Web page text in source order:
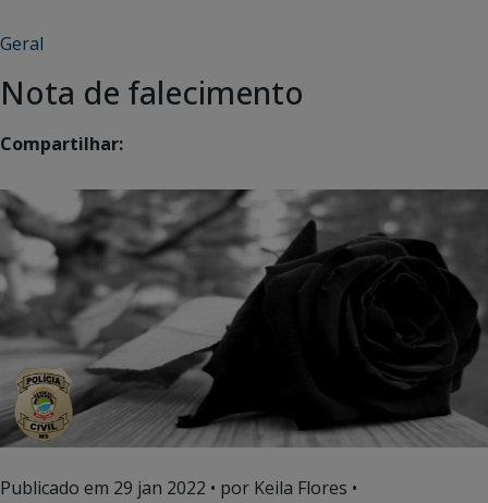
Geral
Nota de falecimento
Compartilhar:
Publicado em 29 jan 2022 • por Keila Flores •